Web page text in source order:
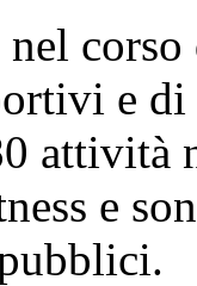
e di
attività
e